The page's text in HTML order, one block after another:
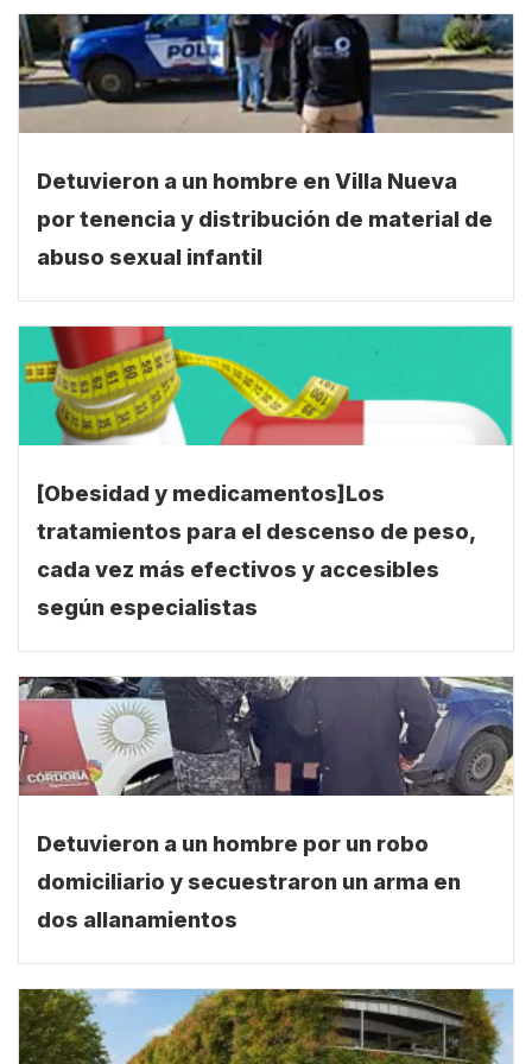
Detuvieron a un hombre en Villa Nueva
por tenencia y distribución de material de
abuso sexual infantil
[Obesidad y medicamentos]Los
tratamientos para el descenso de peso,
cada vez más efectivos y accesibles
según especialistas
Detuvieron a un hombre por un robo
domiciliario y secuestraron un arma en
dos allanamientos